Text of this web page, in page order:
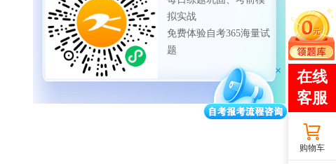
拟实战
免费体验自考365海量试
题
购物车